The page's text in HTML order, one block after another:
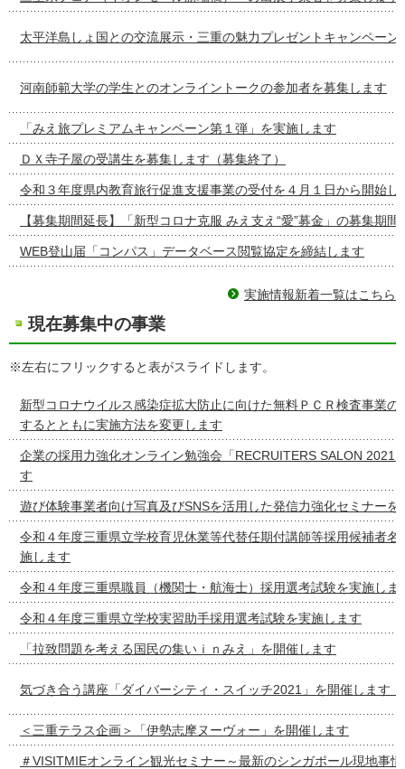
太平洋島しょ国との交流展示・三重の魅力プレゼントキャンペーン
河南師範大学の学生とのオンライントークの参加者を募集します
「みえ旅プレミアムキャンペーン第１弾」を実施します
ＤＸ寺子屋の受講生を募集します（募集終了）
令和３年度県内教育旅行促進支援事業の受付を４月１日から開始し
【募集期間延長】「新型コロナ克服 みえ支え“愛”募金」の募集期
WEB登山届「コンパス」データベース閲覧協定を締結します
実施情報新着一覧はこちら
現在募集中の事業
※左右にフリックすると表がスライドします。
新型コロナウイルス感染症拡大防止に向けた無料ＰＣＲ検査事業の
するとともに実施方法を変更します
企業の採用力強化オンライン勉強会「RECRUITERS SALON 2021
す
遊び体験事業者向け写真及びSNSを活用した発信力強化セミナーを
令和４年度三重県立学校育児休業等代替任期付講師等採用候補者名
施します
令和４年度三重県職員（機関士・航海士）採用選考試験を実施しま
令和４年度三重県立学校実習助手採用選考試験を実施します
「拉致問題を考える国民の集いｉｎみえ」を開催します
気づき合う講座「ダイバーシティ・スイッチ2021」を開催します！
＜三重テラス企画＞「伊勢志摩ヌーヴォー」を開催します
＃VISITMIEオンライン観光セミナー～最新のシンガポール現地事